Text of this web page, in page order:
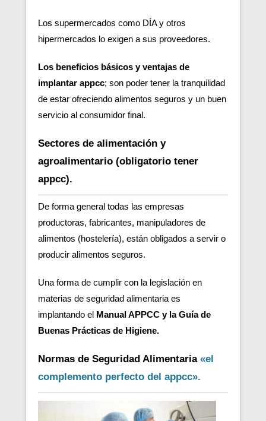
Los supermercados como DÍA y otros
hipermercados lo exigen a sus proveedores.
Los beneficios básicos y ventajas de
implantar appcc; son poder tener la tranquilidad
de estar ofreciendo alimentos seguros y un buen
servicio al consumidor final.
Sectores de alimentación y
agroalimentario (obligatorio tener
appcc).
De forma general todas las empresas
productoras, fabricantes, manipuladores de
alimentos (hostelería), están obligados a servir o
producir alimentos seguros.
Una forma de cumplir con la legislación en
materias de seguridad alimentaria es
implantando el Manual APPCC y la Guía de
Buenas Prácticas de Higiene.
Normas de Seguridad Alimentaria «el
complemento perfecto del appcc».